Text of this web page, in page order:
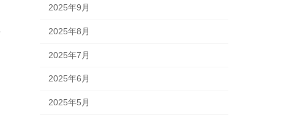
2025年9月
2025年8月
2025年7月
2025年6月
2025年5月